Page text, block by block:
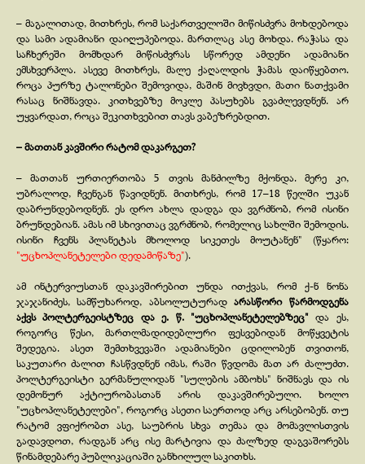
– მაგალითად, მითხრეს, რომ საქართველოში მიწისძვრა მოხდებოდა
და სამი ადამიანი დაიღუპებოდა. მართლაც ასე მოხდა. რაჭასა და
საჩხერეში მომხდარ მიწისძვრას სწორედ ამდენი ადამიანი
ემსხვერპლა. ასევე მითხრეს, მალე ქაღალდის ჭამას დაიწყებთო.
როცა პურზე ტალონები შემოვიდა, მაშინ მივხვდი, მათი ნათქვამი
რასაც ნიშნავდა. კითხვებზე მოკლე პასუხებს გვაძლევდნენ. არ
უყვარდათ, როცა შეკითხვებით თავს ვაბეზრებდით.
– მათთან კავშირი რატომ დაკარგეთ?
– მათთან ურთიერთობა 5 თვის მანძილზე მქონდა. მერე კი,
უბრალოდ, ჩვენგან წავიდნენ. მითხრეს, რომ 17–18 წელში უკან
დაბრუნდებოდნენ. ეს დრო ახლა დადგა და ვგრძნობ, რომ ისინი
ბრუნდებიან. ამას იმ სხივითაც ვგრძნობ, რომელიც სახლში შემოდის.
ისინი ჩვენს პლანეტას მხოლოდ სიკეთეს მოუტანენ" (წყარო:
"უცხოპლანეტელები დედამიწაზე").
ამ ინტერვიუსთან დაკავშირებით უნდა ითქვას, რომ ქ-ნ ნონა
ჯაჯანიძეს, სამწუხაროდ, აბსოლუტურად არასწორი წარმოდგენა
აქვს პოლტერგეისტზეც და ე. წ. "უცხოპლანეტელებზეც" და ეს,
როგორც წესი, მართლმადიდებლური ფესვებიდან მოწყვეტის
შედეგია. ასეთ შემთხვევაში ადამიანები ცდილობენ თვითონ,
საკუთარი ძალით ჩასწვდნენ იმას, რაში წვდომა მათ არ ძალუძთ.
პოლტერგეისტი გერმანულიდან "სულების ამბოხს" ნიშნავს და ის
დემონურ აქტიურობასთან არის დაკავშირებული. ხოლო
"უცხოპლანეტელები", როგორც ასეთი საერთოდ არც არსებობენ. თუ
რატომ ვფიქრობთ ასე, საუბრის სხვა თემაა და მომავლისთვის
გადავდოთ, რადგან არც ისე მარტივია და ძალზედ დაგვაშორებს
წინამდებარე პუბლიკაციაში განხილულ საკითხს.